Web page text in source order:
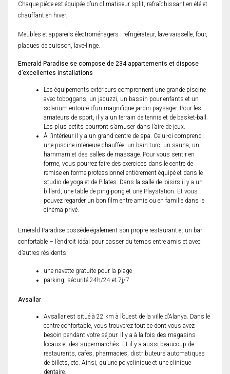
Chaque pièce est équipée d’un climatiseur split, rafraîchissant en été et
chauffant en hiver.
Meubles et appareils électroménagers : réfrigérateur, lave-vaisselle, four,
plaques de cuisson, lave-linge.
Emerald Paradise se compose de 234 appartements et dispose
d’excellentes installations
Les équipements extérieurs comprennent une grande piscine
avec toboggans, un jacuzzi, un bassin pour enfants et un
solarium entouré d’un magnifique jardin paysager. Pour les
amateurs de sport, il y a un terrain de tennis et de basket-ball.
Les plus petits pourront s’amuser dans l’aire de jeux.
À l’intérieur il y a un grand centre de spa. Celui-ci comprend
une piscine intérieure chauffée, un bain turc, un sauna, un
hammam et des salles de massage. Pour vous sentir en
forme, vous pourrez faire des exercices dans le centre de
remise en forme professionnel entièrement équipé et dans le
studio de yoga et de Pilates. Dans la salle de loisirs il y a un
billard, une table de ping-pong et une Playstation. Et vous
pouvez regarder un bon film entre amis ou en famille dans le
cinéma privé.
Emerald Paradise possède également son propre restaurant et un bar
confortable – l’endroit idéal pour passer du temps entre amis et avec
d’autres résidents.
une navette gratuite pour la plage
parking, sécurité 24h/24 et 7j/7
Avsallar
Avsallar est situé à 22 km à l’ouest de la ville d’Alanya. Dans le
centre confortable, vous trouverez tout ce dont vous avez
besoin pendant votre séjour. Il y a à la fois des magasins
locaux et des supermarchés. Et il y a aussi beaucoup de
restaurants, cafés, pharmacies, distributeurs automatiques
de billets, etc. Ainsi, qu’une polyclinique et une clinique
dentaire.